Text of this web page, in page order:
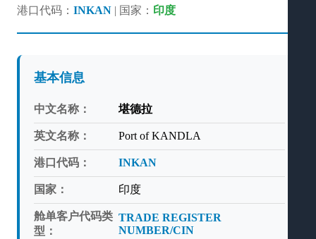
港口代码： INKAN | 国家： 印度
基本信息
中文名称： 堪德拉
英文名称： Port of KANDLA
港口代码： INKAN
国家： 印度
舱单客户代码类
型：
TRADE REGISTER
NUMBER/CIN